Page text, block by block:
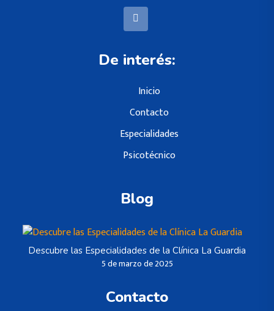
De interés:
Inicio
Contacto
Especialidades
Psicotécnico
Blog
Descubre las Especialidades de la Clínica La Guardia
5 de marzo de 2025
Contacto